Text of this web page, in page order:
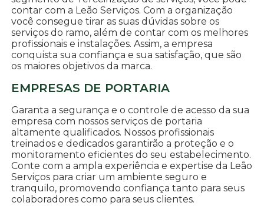
contar com a Leão Serviços. Com a organização
você consegue tirar as suas dúvidas sobre os
serviços do ramo, além de contar com os melhores
profissionais e instalações. Assim, a empresa
conquista sua confiança e sua satisfação, que são
os maiores objetivos da marca.
EMPRESAS DE PORTARIA
Garanta a segurança e o controle de acesso da sua
empresa com nossos serviços de portaria
altamente qualificados. Nossos profissionais
treinados e dedicados garantirão a proteção e o
monitoramento eficientes do seu estabelecimento.
Conte com a ampla experiência e expertise da Leão
Serviços para criar um ambiente seguro e
tranquilo, promovendo confiança tanto para seus
colaboradores como para seus clientes.